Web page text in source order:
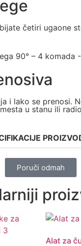
četiri ugaone
i lako se prenosi.
u stanu ili
Poruči odmah
Alat za